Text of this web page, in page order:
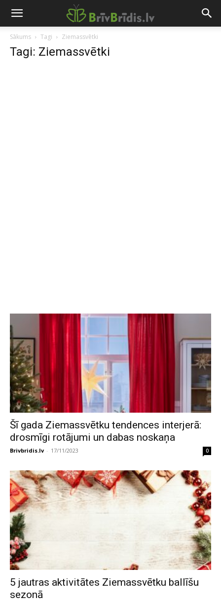
Sākums Tagi Ziemassvētki
Tagi: Ziemassvētki
Šī gada Ziemassvētku tendences interjerā:
drosmīgi rotājumi un dabas noskaņa
Brivbridis.lv - 17/11/2023 0
5 jautras aktivitātes Ziemassvētku ballīšu
sezonā